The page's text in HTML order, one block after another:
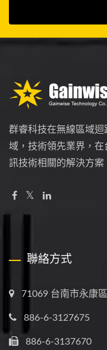
群睿科技在無線區域迴
域，技術領先業界，
訊技術相關的解決方案
聯絡方式
71069 台南市永康
886-6-3127675
886-6-3137670